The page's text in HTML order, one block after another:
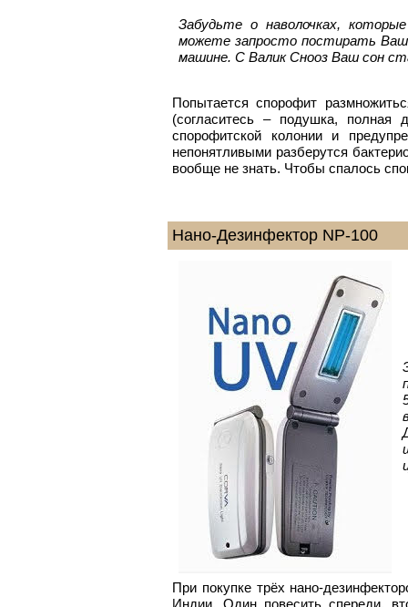
Забудьте о наволочках,
можете запросто постирать
машине. С Валик Снооз Ваш сон
Попытается спорофит
(согласитесь – подушка,
спорофитской колонии и
непонятливыми разберутся
вообще не знать. Чтобы спалось
Нано-Дезинфектор NP-100
При покупке трёх нано-
Индии. Один повесить спереди,